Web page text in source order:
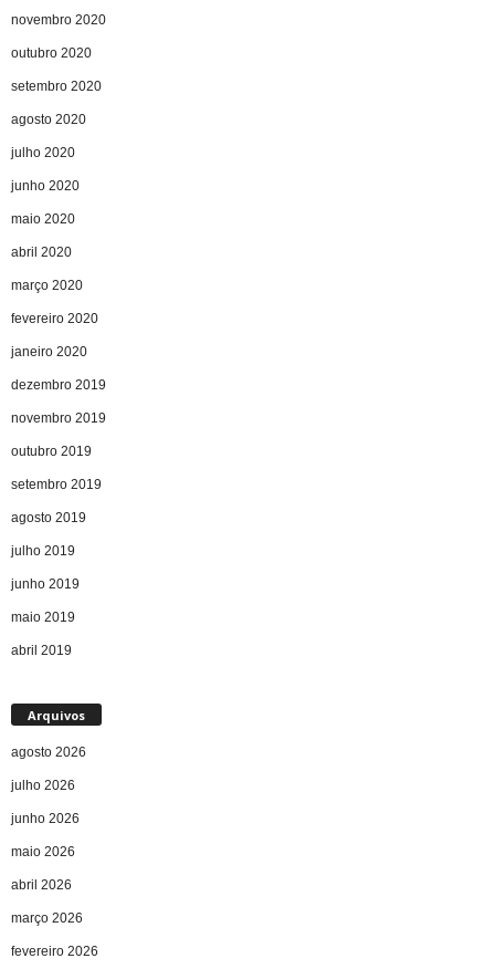
novembro 2020
outubro 2020
setembro 2020
agosto 2020
julho 2020
junho 2020
maio 2020
abril 2020
março 2020
fevereiro 2020
janeiro 2020
dezembro 2019
novembro 2019
outubro 2019
setembro 2019
agosto 2019
julho 2019
junho 2019
maio 2019
abril 2019
Arquivos
agosto 2026
julho 2026
junho 2026
maio 2026
abril 2026
março 2026
fevereiro 2026